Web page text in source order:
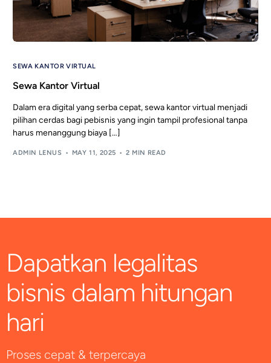
SEWA KANTOR VIRTUAL
Sewa Kantor Virtual
Dalam era digital yang serba cepat, sewa kantor virtual menjadi
pilihan cerdas bagi pebisnis yang ingin tampil profesional tanpa
harus menanggung biaya […]
ADMIN LENUS MAY 11, 2025 2 MIN READ
Dapatkan legalitas
bisnis dalam hitungan
hari
Proses cepat & terpercaya